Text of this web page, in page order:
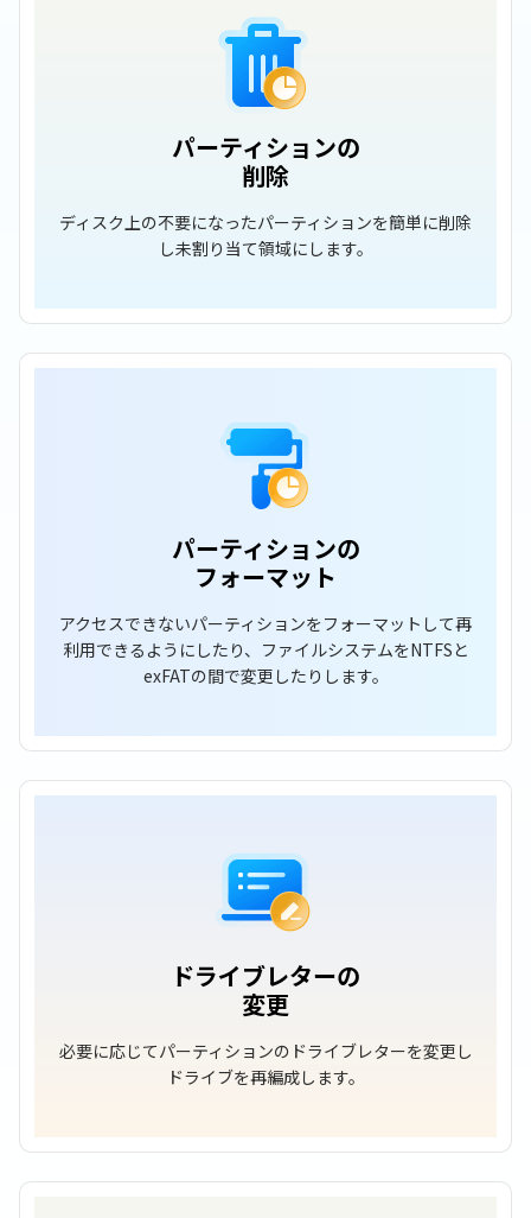
パーティションの
削除
ディスク上の不要になったパーティションを簡単に削除
し未割り当て領域にします。
パーティションの
フォーマット
アクセスできないパーティションをフォーマットして再
利用できるようにしたり、ファイルシステムをNTFSと
exFATの間で変更したりします。
ドライブレターの
変更
必要に応じてパーティションのドライブレターを変更し
ドライブを再編成します。